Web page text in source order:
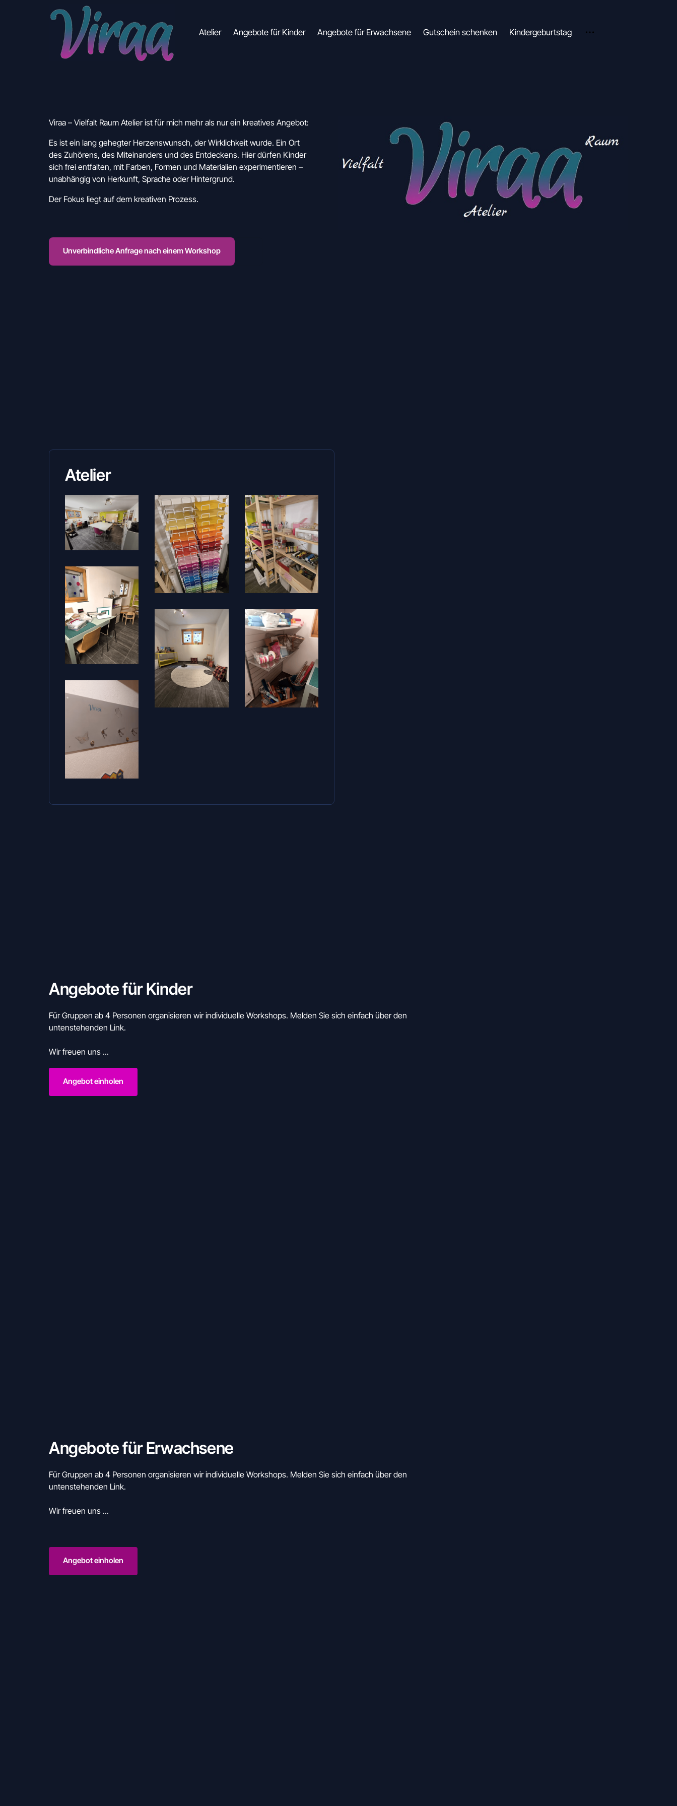
Atelier Angebote für Kinder Angebote für Erwachsene Gutschein schenken Kindergeburtstag
Es ist ein lang gehegter Herzenswunsch, der Wirklichkeit wurde. Ein Ort
des Zuhörens, des Miteinanders und des Entdeckens. Hier dürfen Kinder
sich frei entfalten, mit Farben, Formen und Materialien experimentieren –
unabhängig von Herkunft, Sprache oder Hintergrund.
Der Fokus liegt auf dem kreativen Prozess.
Unverbindliche Anfrage nach einem Workshop
Atelier
Angebote für Kinder
Für Gruppen ab 4 Personen organisieren wir individuelle Workshops. Melden Sie sich einfach über den
untenstehenden Link.
Wir freuen uns ...
Angebot einholen
Angebote für Erwachsene
Für Gruppen ab 4 Personen organisieren wir individuelle Workshops. Melden Sie sich einfach über den
untenstehenden Link.
Wir freuen uns ...
Angebot einholen